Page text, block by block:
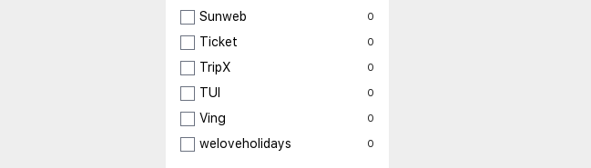
Sunweb 0
Ticket 0
TripX 0
TUI 0
Ving 0
weloveholidays 0